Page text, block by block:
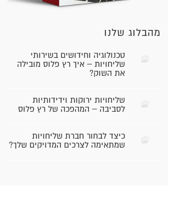
מהבלוג שלנו
טכנולוגיה וחידושים בשירותי
שליחויות – איך רץ פלוס מובילה
את השוק?
שליחויות ירוקות וידידותיות
לסביבה – המהפכה של רץ פלוס
כיצד לבחור חברת שליחויות
שמתאימה לצרכים המדויקים שלך?